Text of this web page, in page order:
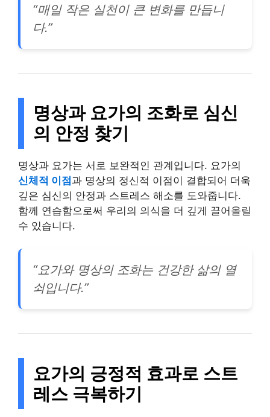
“매일 작은 실천이 큰 변화를 만듭니
다.”
명상과 요가의 조화로 심신
의 안정 찾기
명상과 요가는 서로 보완적인 관계입니다. 요가의
신체적 이점과 명상의 정신적 이점이 결합되어 더욱
깊은 심신의 안정과 스트레스 해소를 도와줍니다.
함께 연습함으로써 우리의 의식을 더 깊게 끌어올릴
수 있습니다.
“요가와 명상의 조화는 건강한 삶의 열
쇠입니다.”
요가의 긍정적 효과로 스트
레스 극복하기